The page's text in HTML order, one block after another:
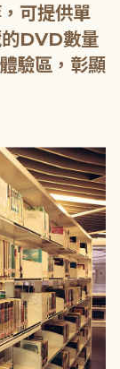
可提供單
的DVD數量
驗區，彰顯